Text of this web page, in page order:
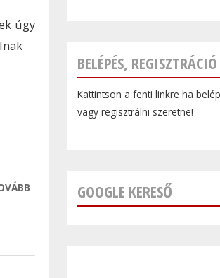
úgy
RUGALMAS ÉS
JÓL FIZETŐ
SZAKMA
BELÉPÉS, REGISZTRÁCIÓ
Kattintson a fenti linkre ha
vagy regisztrálni szeretne!
GOOGLE KERESŐ